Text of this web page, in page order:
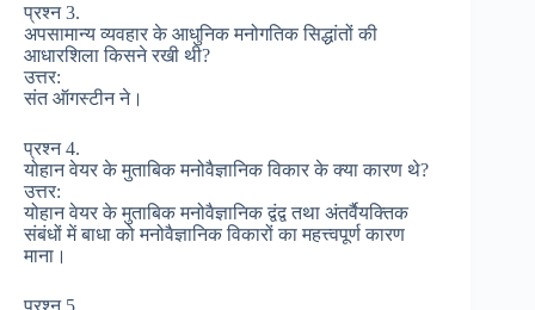
प्रश्न 3.
अपसामान्य व्यवहार के आधुनिक मनोगतिक सिद्धांतों की
आधारशिला किसने रखी थी?
उत्तर:
संत ऑगस्टीन ने।
प्रश्न 4.
योहान वेयर के मुताबिक मनोवैज्ञानिक विकार के क्या कारण थे?
उत्तर:
योहान वेयर के मुताबिक मनोवैज्ञानिक द्वंद्व तथा अंतर्वैयक्तिक
संबंधों में बाधा को मनोवैज्ञानिक विकारों का महत्त्वपूर्ण कारण
माना।
प्रश्न 5.